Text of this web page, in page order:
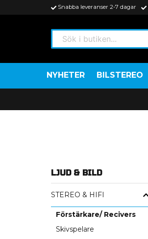
Snabba leveranser 2-7 dagar
Sök i butiken...
NYHETER BILSTEREO
LJUD & BILD
STEREO & HIFI
Förstärkare/ Recivers
Skivspelare